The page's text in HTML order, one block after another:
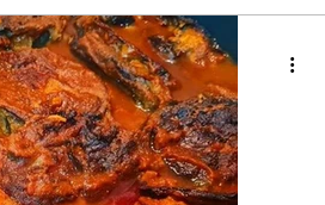
מוקפץ מרקים
קינוחים אפיה